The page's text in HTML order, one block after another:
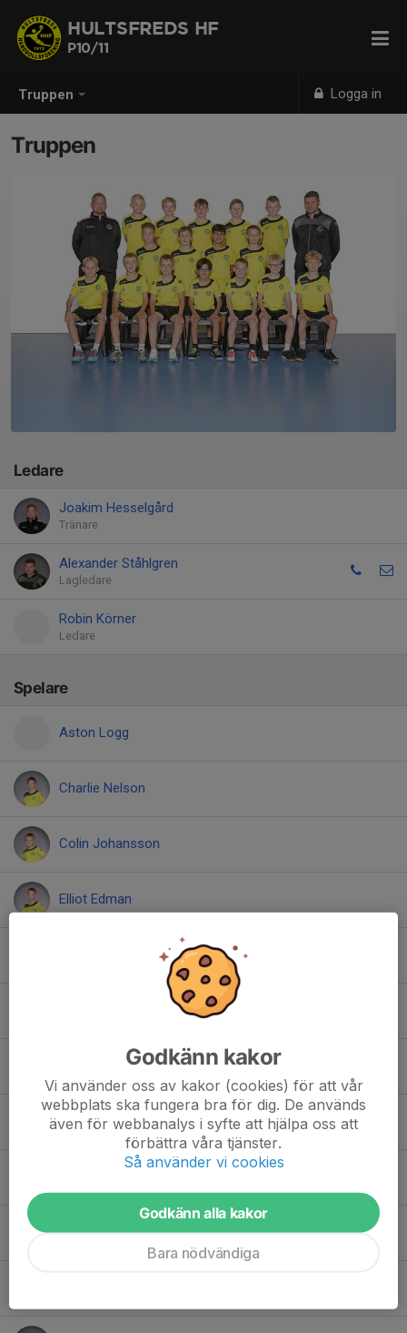
Truppen Logga in
HULTSFREDS HF
P10/11
Truppen
Ledare
Joakim Hesselgård
Tränare
Alexander Ståhlgren
Lagledare
Robin Körner
Ledare
Spelare
Aston Logg
Charlie Nelson
Colin Johansson
Elliot Edman
Gottfrid Johansson
Kasper Lövgren
Khalid Abdelhalim
Melker Johansson
Godkänn kakor
Vi använder oss av kakor (cookies) för att vår
webbplats ska fungera bra för dig. De används
även för webbanalys i syfte att hjälpa oss att
förbättra våra tjänster.
Så använder vi cookies
Godkänn alla kakor
Bara nödvändiga